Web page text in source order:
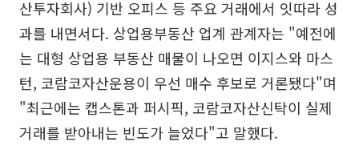
산투자회사) 기반 오피스 등 주요 거래에서 잇따라 성
과를 내면서다. 상업용부동산 업계 관계자는 "예전에
는 대형 상업용 부동산 매물이 나오면 이지스와 마스
턴, 코람코자산운용이 우선 매수 후보로 거론됐다"며
"최근에는 캡스톤과 퍼시픽, 코람코자산신탁이 실제
거래를 받아내는 빈도가 늘었다"고 말했다.